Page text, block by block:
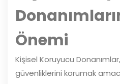
Önemi
Kişisel Koruyucu
güvenliklerini korumak